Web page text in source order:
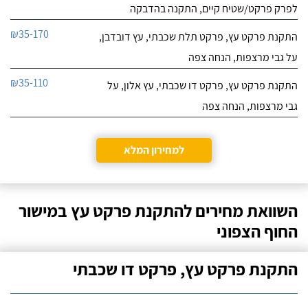
לפרק פרקט/שטיח קיים, התקנה בהדבקה
התקנת פרקט עץ, פרקט תלת שכבתי, עץ דובדבן,
על גבי מרצפות, הנחה צפה
₪35-170
התקנת פרקט עץ, פרקט דו שכבתי, עץ אלון, על
גבי מרצפות, הנחה צפה
₪35-110
למחירון המלא
השוואת מחירים להתקנת פרקט עץ במישור
החוף הצפוני
התקנת פרקט עץ, פרקט דו שכבתי